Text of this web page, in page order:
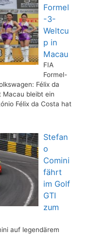
Formel
-3-
Weltcu
p in
Macau
FIA
Formel-
Félix da
Macau bleibt ein
Félix da Costa hat
Stefan
o
Comini
fährt
im Golf
GTI
zum
auf legendärem